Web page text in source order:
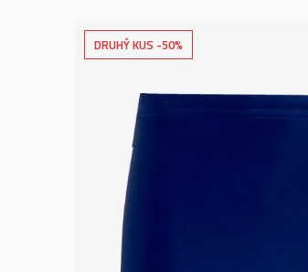
DRUHÝ KUS -50%